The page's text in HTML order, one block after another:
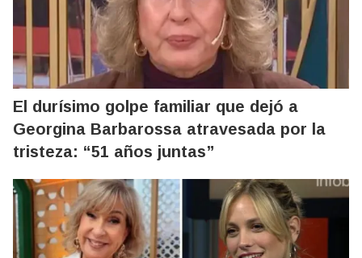
El durísimo golpe familiar que dejó a
Georgina Barbarossa atravesada por la
tristeza: “51 años juntas”